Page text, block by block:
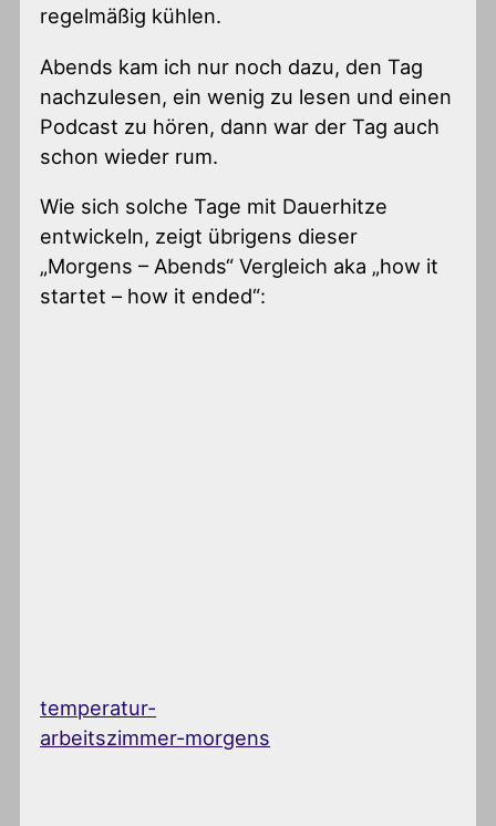
regelmäßig kühlen.
Abends kam ich nur noch dazu, den Tag
nachzulesen, ein wenig zu lesen und einen
Podcast zu hören, dann war der Tag auch
schon wieder rum.
Wie sich solche Tage mit Dauerhitze
entwickeln, zeigt übrigens dieser
„Morgens – Abends“ Vergleich aka „how it
startet – how it ended“:
temperatur-
arbeitszimmer-morgens